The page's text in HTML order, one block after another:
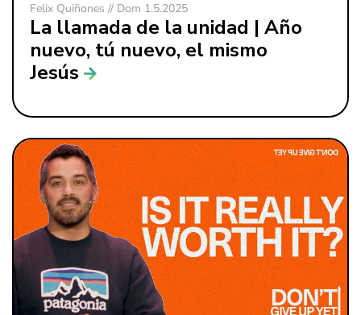
Felix Quiñones // Dom 1.5.2025
La llamada de la unidad | Año
nuevo, tú nuevo, el mismo
Jesús